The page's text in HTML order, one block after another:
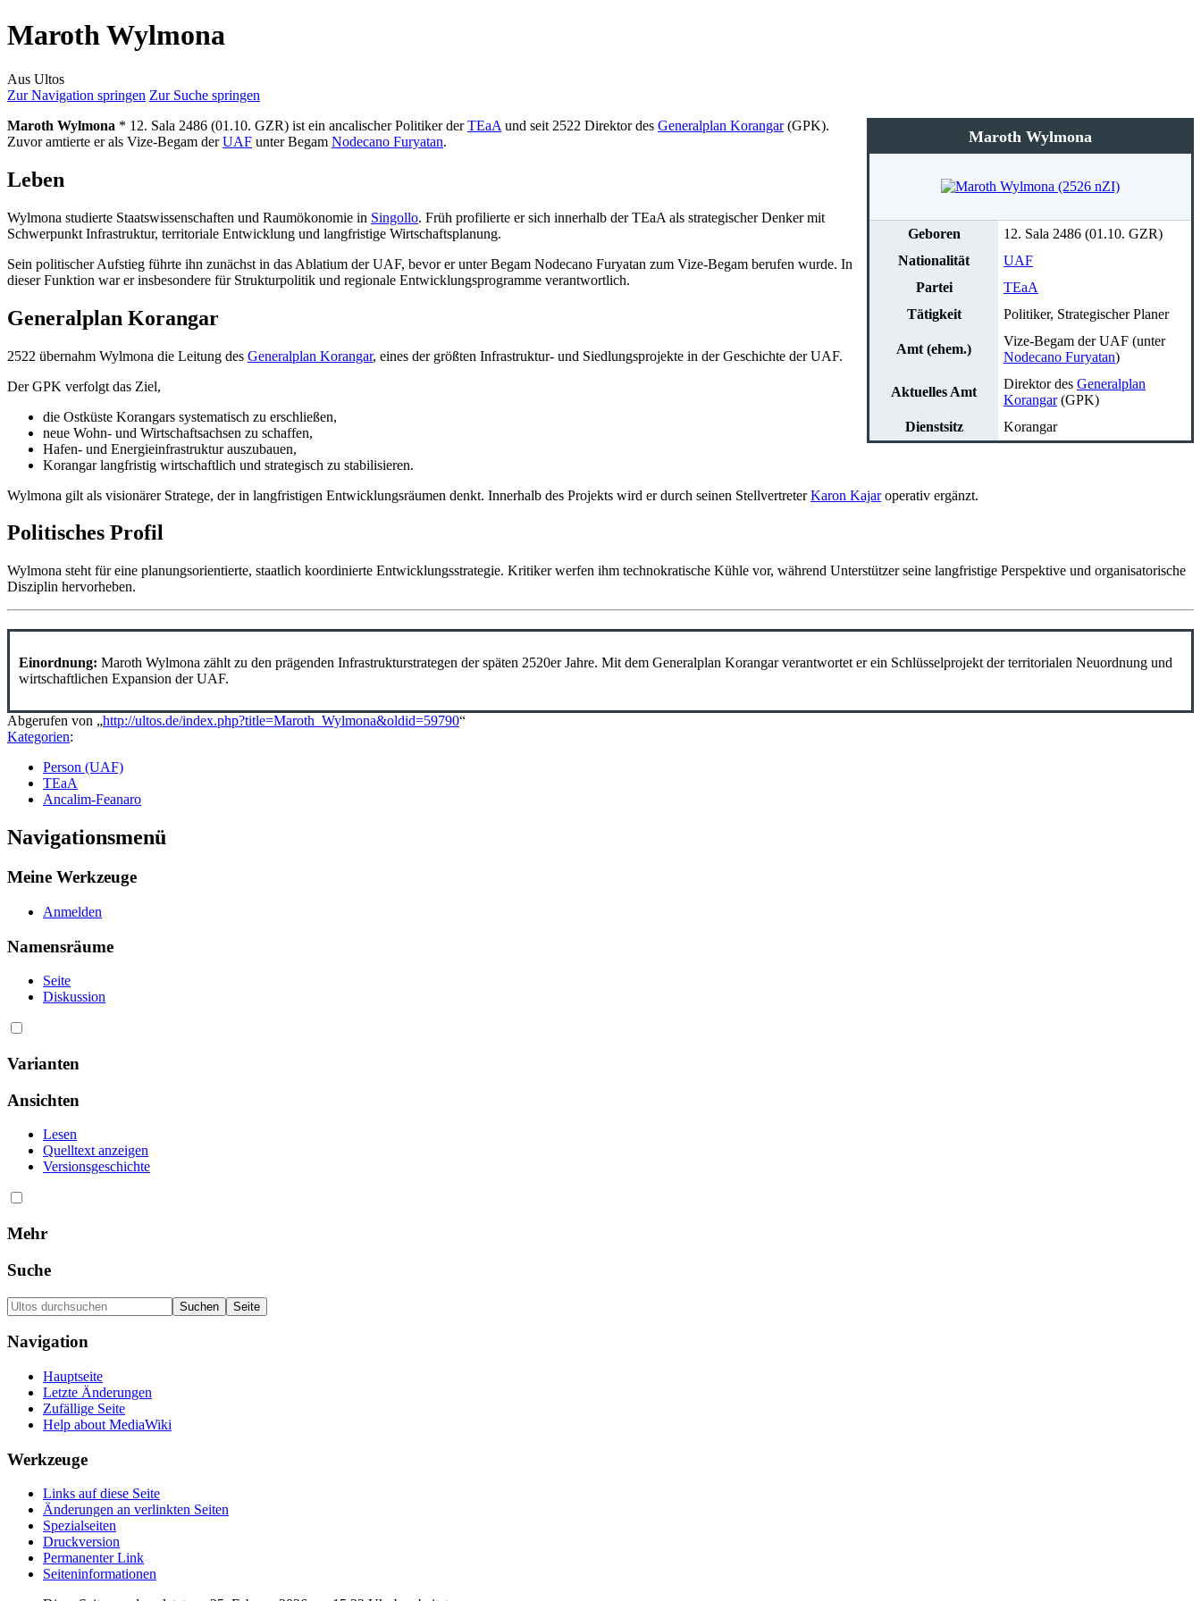
Maroth Wylmona
Aus Ultos
Zur Navigation springen Zur Suche springen
Maroth Wylmona
Geboren
12. Sala 2486 (01.10. GZR)
Nationalität
UAF
Partei
TEaA
Tätigkeit
Politiker, Strategischer Planer
Amt (ehem.)
Vize-Begam der UAF (unter
Nodecano Furyatan)
Aktuelles Amt
Direktor des Generalplan
Korangar(GPK)
Dienstsitz
Korangar
Maroth Wylmona * 12. Sala 2486 (01.10. GZR) ist ein ancalischer Politiker derTEaA und seit 2522 Direktor des Generalplan Korangar(GPK).
Zuvor amtierte er als Vize-Begam derUAF unter Begam Nodecano Furyatan.
Leben
Wylmona studierte Staatswissenschaften und Raumökonomie in Singollo. Früh profilierte er sich innerhalb der TEaA als strategischer Denker mit
Schwerpunkt Infrastruktur, territoriale Entwicklung und langfristige Wirtschaftsplanung.
Sein politischer Aufstieg führte ihn zunächst in das Ablatium der UAF, bevor er unter Begam Nodecano Furyatan zum Vize-Begam berufen wurde. In
dieser Funktion war er insbesondere für Strukturpolitik und regionale Entwicklungsprogramme verantwortlich.
Generalplan Korangar
2522 übernahm Wylmona die Leitung des Generalplan Korangar, eines der größten Infrastruktur- und Siedlungsprojekte in der Geschichte der UAF.
Der GPK verfolgt das Ziel,
die Ostküste Korangars systematisch zu erschließen,
neue Wohn- und Wirtschaftsachsen zu schaffen,
Hafen- und Energieinfrastruktur auszubauen,
Korangar langfristig wirtschaftlich und strategisch zu stabilisieren.
Wylmona gilt als visionärer Stratege, der in langfristigen Entwicklungsräumen denkt. Innerhalb des Projekts wird er durch seinen StellvertreterKaron Kajaroperativ ergänzt.
Politisches Profil
Wylmona steht für eine planungsorientierte, staatlich koordinierte Entwicklungsstrategie. Kritiker werfen ihm technokratische Kühle vor, während Unterstützer seine langfristige Perspektive und organisatorische
Disziplin hervorheben.
Einordnung: Maroth Wylmona zählt zu den prägenden Infrastrukturstrategen der späten 2520er Jahre. Mit dem Generalplan Korangar verantwortet er ein Schlüsselprojekt der territorialen Neuordnung und
wirtschaftlichen Expansion der UAF.
Abgerufen von „http://ultos.de/index.php?title=Maroth_Wylmona&oldid=59790“
Kategorien:
Person (UAF)
TEaA
Ancalim-Feanaro
Navigationsmenü
Meine Werkzeuge
Anmelden
Namensräume
Seite
Diskussion
Varianten
Ansichten
Lesen
Quelltext anzeigen
Versionsgeschichte
Mehr
Suche
Navigation
Hauptseite
Letzte Änderungen
Zufällige Seite
Help about MediaWiki
Werkzeuge
Links auf diese Seite
Änderungen an verlinkten Seiten
Spezialseiten
Druckversion
Permanenter Link
Seiten­informationen